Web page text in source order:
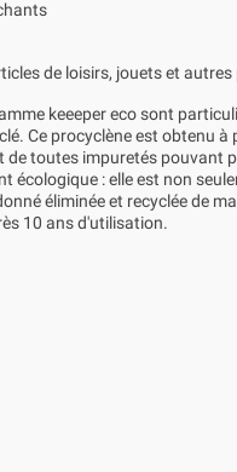
de loisirs, jouets et
keeeper eco sont
Ce procyclène est obtenu
de toutes impuretés pouvant
écologique : elle est non
éliminée et recyclée de
10 ans d'utilisation.